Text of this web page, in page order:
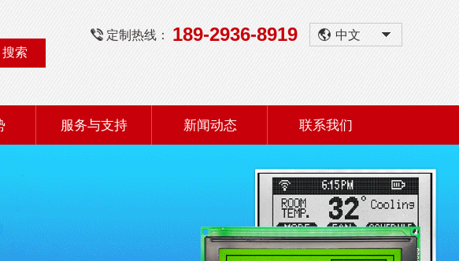
搜索
定制热线： 189-2936-8919 中文
服务与支持 新闻动态 联系我们